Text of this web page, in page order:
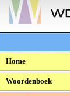
Home
Woordenboek